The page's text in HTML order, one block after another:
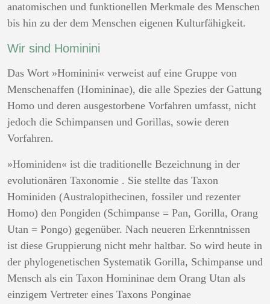
anatomischen und funktionellen Merkmale des Menschen
bis hin zu der dem Menschen eigenen Kulturfähigkeit.
Wir sind Hominini
Das Wort »Hominini« verweist auf eine Gruppe von
Menschenaffen (Homininae), die alle Spezies der Gattung
Homo und deren ausgestorbene Vorfahren umfasst, nicht
jedoch die Schimpansen und Gorillas, sowie deren
Vorfahren.
»Hominiden« ist die traditionelle Bezeichnung in der
evolutionären Taxonomie . Sie stellte das Taxon
Hominiden (Australopithecinen, fossiler und rezenter
Homo) den Pongiden (Schimpanse = Pan, Gorilla, Orang
Utan = Pongo) gegenüber. Nach neueren Erkenntnissen
ist diese Gruppierung nicht mehr haltbar. So wird heute in
der phylogenetischen Systematik Gorilla, Schimpanse und
Mensch als ein Taxon Homininae dem Orang Utan als
einzigem Vertreter eines Taxons Ponginae